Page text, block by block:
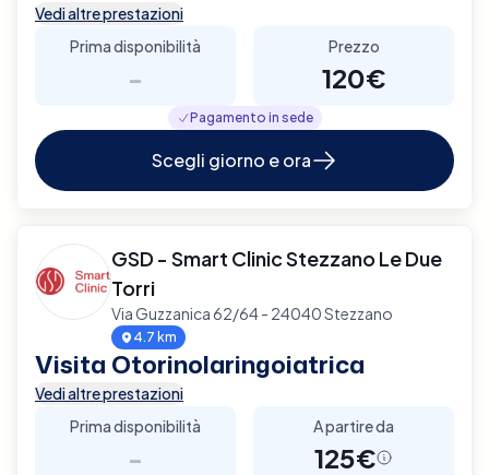
Vedi altre prestazioni
Prima disponibilità
-
Prezzo
120€
Pagamento in sede
Scegli giorno e ora
GSD - Smart Clinic Stezzano Le Due
Torri
Via Guzzanica 62/64 - 24040 Stezzano
4.7 km
Visita Otorinolaringoiatrica
Vedi altre prestazioni
Prima disponibilità
-
A partire da
125€